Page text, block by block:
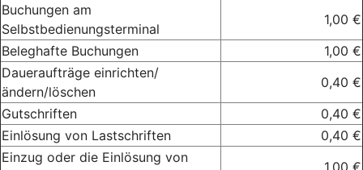
Buchungen am
Selbstbedienungsterminal
1,00 €
Beleghafte Buchungen
1,00 €
Daueraufträge einrichten/
ändern/löschen
0,40 €
Gutschriften
0,40 €
Einlösung von Lastschriften
0,40 €
Einzug oder die Einlösung von
1,00 €